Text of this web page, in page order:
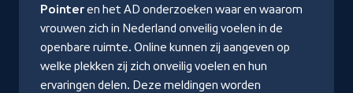
Pointeren het AD onderzoeken waar en waarom
vrouwen zich in Nederland onveilig voelen in de
openbare ruimte. Online kunnen zij aangeven op
welke plekken zij zich onveilig voelen en hun
ervaringen delen. Deze meldingen worden